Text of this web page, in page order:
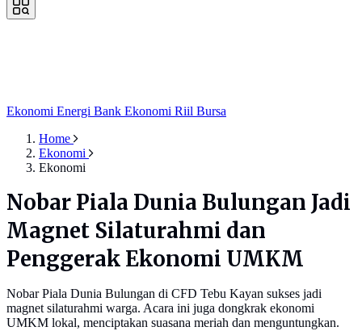
Ekonomi Energi Bank Ekonomi Riil Bursa
Home
Ekonomi
Ekonomi
Nobar Piala Dunia Bulungan Jadi
Magnet Silaturahmi dan
Penggerak Ekonomi UMKM
Nobar Piala Dunia Bulungan di CFD Tebu Kayan sukses jadi
magnet silaturahmi warga. Acara ini juga dongkrak ekonomi
UMKM lokal, menciptakan suasana meriah dan menguntungkan.